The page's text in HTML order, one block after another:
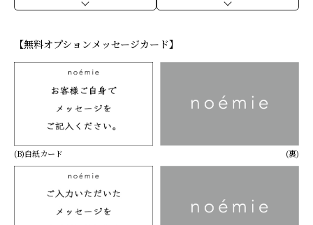
【無料オプションメッセージカード】
(B)白紙カード (裏)